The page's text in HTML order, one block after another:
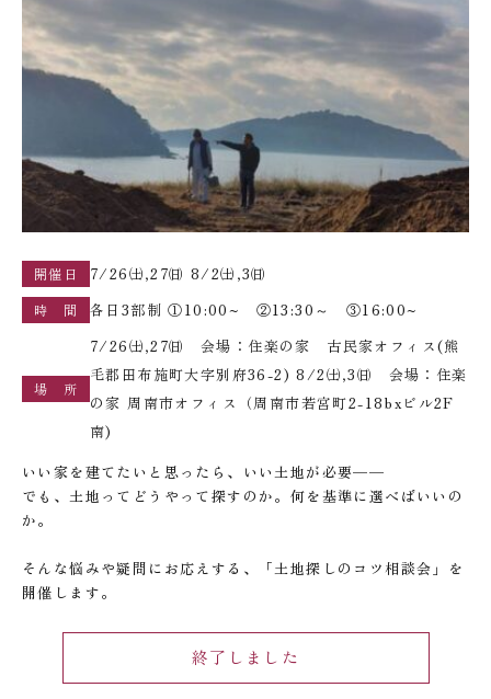
開催日 7/26㈯,27㈰ 8/2㈯,3㈰
時 間 各日3部制 ①10:00~ ②13:30～ ③16:00~
場 所
7/26㈯,27㈰ 会場：住楽の家 古民家オフィス(熊
毛郡田布施町大字別府36-2) 8/2㈯,3㈰ 会場：住楽
の家 周南市オフィス（周南市若宮町2-18bxビル2F
南)
いい家を建てたいと思ったら、いい土地が必要——
でも、土地ってどうやって探すのか。何を基準に選べばいいの
か。
そんな悩みや疑問にお応えする、「土地探しのコツ相談会」を
開催します。
終了しました